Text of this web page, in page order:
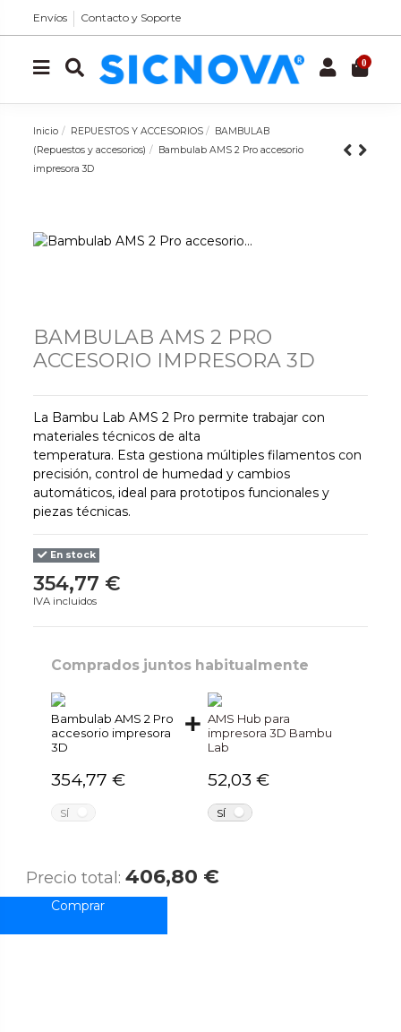
Envíos Contacto y Soporte
0
Inicio REPUESTOS Y ACCESORIOS
BAMBULAB
(Repuestos y accesorios)
Bambulab AMS 2 Pro accesorio
impresora 3D
BAMBULAB AMS 2 PRO
ACCESORIO IMPRESORA 3D
La Bambu Lab AMS 2 Pro permite trabajar con
materiales técnicos de alta
temperatura. Esta gestiona múltiples filamentos con
precisión, control de humedad y cambios
automáticos, ideal para prototipos funcionales y
piezas técnicas.
En stock
354,77 €
IVA incluidos
Comprados juntos habitualmente
Bambulab AMS 2 Pro
accesorio impresora
3D
354,77 €
SÍ
AMS Hub para
impresora 3D Bambu
Lab
52,03 €
SÍ
Precio total:406,80 €